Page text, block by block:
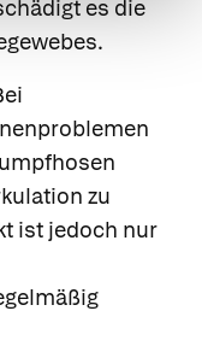
es die
zu
ist jedoch nur